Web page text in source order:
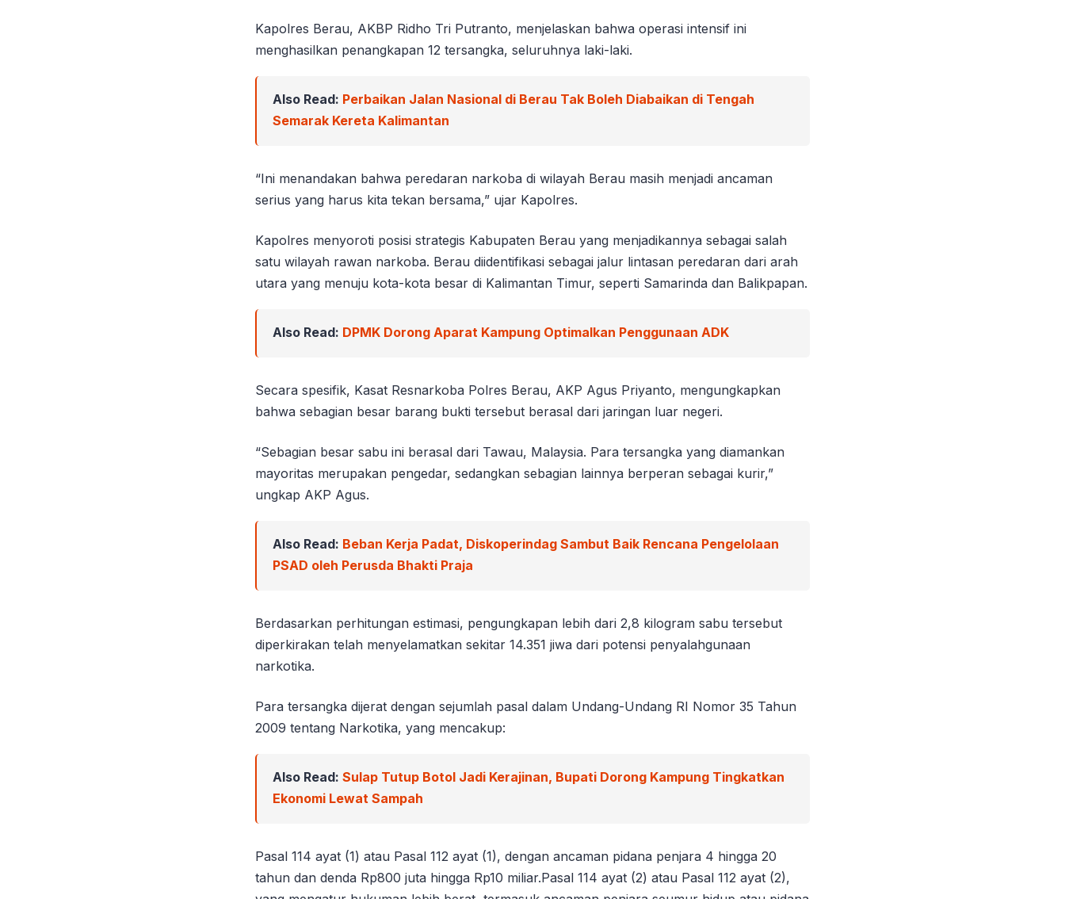
Kapolres Berau, AKBP Ridho Tri Putranto, menjelaskan bahwa operasi intensif ini
menghasilkan penangkapan 12 tersangka, seluruhnya laki-laki.
Also Read: Perbaikan Jalan Nasional di Berau Tak Boleh Diabaikan di Tengah
Semarak Kereta Kalimantan
“Ini menandakan bahwa peredaran narkoba di wilayah Berau masih menjadi ancaman
serius yang harus kita tekan bersama,” ujar Kapolres.
Kapolres menyoroti posisi strategis Kabupaten Berau yang menjadikannya sebagai salah
satu wilayah rawan narkoba. Berau diidentifikasi sebagai jalur lintasan peredaran dari arah
utara yang menuju kota-kota besar di Kalimantan Timur, seperti Samarinda dan Balikpapan.
Also Read: DPMK Dorong Aparat Kampung Optimalkan Penggunaan ADK
Secara spesifik, Kasat Resnarkoba Polres Berau, AKP Agus Priyanto, mengungkapkan
bahwa sebagian besar barang bukti tersebut berasal dari jaringan luar negeri.
“Sebagian besar sabu ini berasal dari Tawau, Malaysia. Para tersangka yang diamankan
mayoritas merupakan pengedar, sedangkan sebagian lainnya berperan sebagai kurir,”
ungkap AKP Agus.
Also Read: Beban Kerja Padat, Diskoperindag Sambut Baik Rencana Pengelolaan
PSAD oleh Perusda Bhakti Praja
Berdasarkan perhitungan estimasi, pengungkapan lebih dari 2,8 kilogram sabu tersebut
diperkirakan telah menyelamatkan sekitar 14.351 jiwa dari potensi penyalahgunaan
narkotika.
Para tersangka dijerat dengan sejumlah pasal dalam Undang-Undang RI Nomor 35 Tahun
2009 tentang Narkotika, yang mencakup:
Also Read: Sulap Tutup Botol Jadi Kerajinan, Bupati Dorong Kampung Tingkatkan
Ekonomi Lewat Sampah
Pasal 114 ayat (1) atau Pasal 112 ayat (1), dengan ancaman pidana penjara 4 hingga 20
tahun dan denda Rp800 juta hingga Rp10 miliar.Pasal 114 ayat (2) atau Pasal 112 ayat (2),